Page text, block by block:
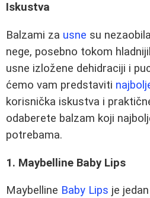
Iskustva
Balzami za usne su
nege, posebno tokom
usne izložene dehidraciji i
ćemo vam predstaviti
korisnička iskustva i
odaberete balzam koji
potrebama.
1. Maybelline Baby Lips
Maybelline Baby Lips je